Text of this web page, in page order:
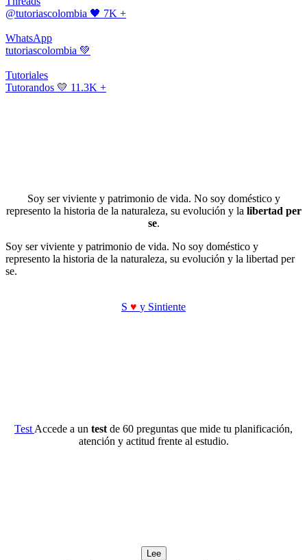
@tutoriascolombia 🖤 7K +
WhatsApp
tutoriascolombia 💚
Tutoriales
Tutorandos 💛 11.3K +
Soy ser viviente y patrimonio de vida. No soy doméstico y
represento la historia de la naturaleza, su evolución y la libertad per
se.
Soy ser viviente y patrimonio de vida. No soy doméstico y
represento la historia de la naturaleza, su evolución y la libertad per
se.
S ♥ y Sintiente
Test Accede a un test de 60 preguntas que mide tu planificación,
atención y actitud frente al estudio.
Lee